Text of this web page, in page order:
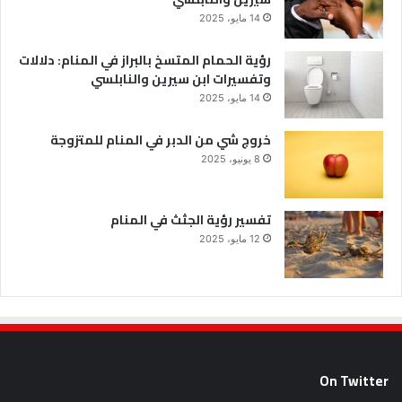
14 مايو، 2025
رؤية الحمام المتسخ بالبراز في المنام: دلالات
وتفسيرات ابن سيرين والنابلسي
14 مايو، 2025
خروج شي من الدبر في المنام للمتزوجة
8 يونيو، 2025
تفسير رؤية الجثث في المنام
12 مايو، 2025
On Twitter